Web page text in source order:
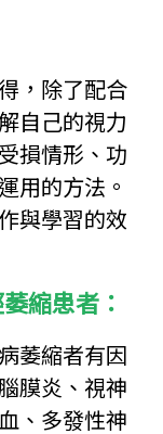
，除了配合
自己的視力
損情形、功
用的方法。
與學習的效
縮患者：
萎縮者有因
膜炎、視神
、多發性神